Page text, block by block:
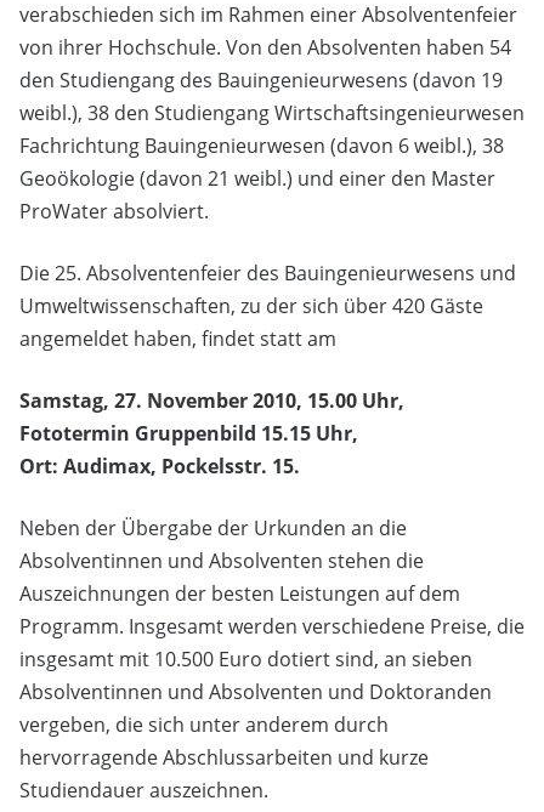
verabschieden sich im Rahmen einer Absolventenfeier
von ihrer Hochschule. Von den Absolventen haben 54
den Studiengang des Bauingenieurwesens (davon 19
weibl.), 38 den Studiengang Wirtschaftsingenieurwesen
Fachrichtung Bauingenieurwesen (davon 6 weibl.), 38
Geoökologie (davon 21 weibl.) und einer den Master
ProWater absolviert.
Die 25. Absolventenfeier des Bauingenieurwesens und
Umweltwissenschaften, zu der sich über 420 Gäste
angemeldet haben, findet statt am
Samstag, 27. November 2010, 15.00 Uhr,
Fototermin Gruppenbild 15.15 Uhr,
Ort: Audimax, Pockelsstr. 15.
Neben der Übergabe der Urkunden an die
Absolventinnen und Absolventen stehen die
Auszeichnungen der besten Leistungen auf dem
Programm. Insgesamt werden verschiedene Preise, die
insgesamt mit 10.500 Euro dotiert sind, an sieben
Absolventinnen und Absolventen und Doktoranden
vergeben, die sich unter anderem durch
hervorragende Abschlussarbeiten und kurze
Studiendauer auszeichnen.